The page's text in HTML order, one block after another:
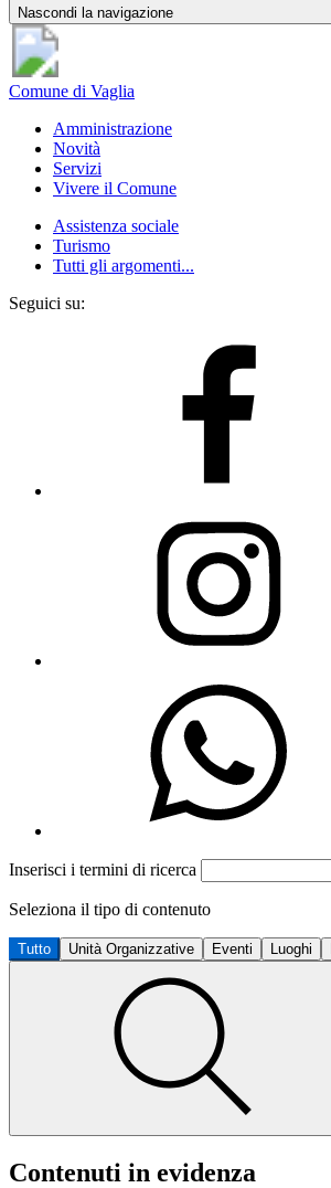
Nascondi la navigazione
Comune di Vaglia
Amministrazione
Novità
Servizi
Vivere il Comune
Assistenza sociale
Turismo
Tutti gli argomenti...
Seguici su:
Inserisci i termini di ricerca
Seleziona il tipo di contenuto
Tutto Unità Organizzative Eventi Luoghi
Contenuti in evidenza